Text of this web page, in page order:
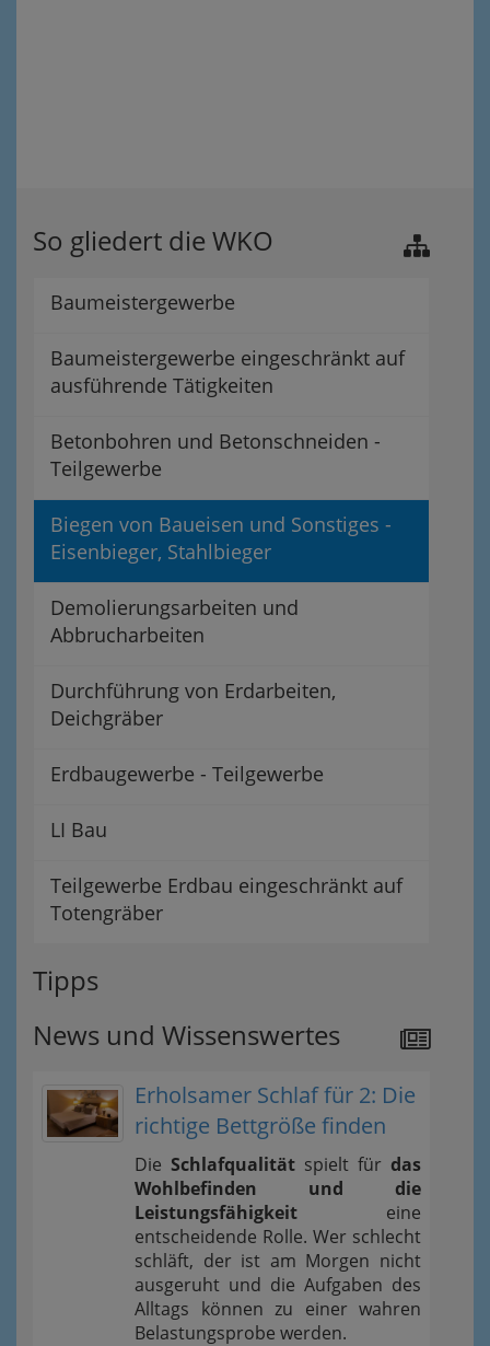
So gliedert die WKO
Baumeistergewerbe
Baumeistergewerbe eingeschränkt auf
ausführende Tätigkeiten
Betonbohren und Betonschneiden -
Teilgewerbe
Biegen von Baueisen und Sonstiges -
Eisenbieger, Stahlbieger
Demolierungsarbeiten und
Abbrucharbeiten
Durchführung von Erdarbeiten,
Deichgräber
Erdbaugewerbe - Teilgewerbe
LI Bau
Teilgewerbe Erdbau eingeschränkt auf
Totengräber
Tipps
News und Wissenswertes
Erholsamer Schlaf für 2: Die
richtige Bettgröße finden
Die Schlafqualität spielt für das
Wohlbefinden und die
Leistungsfähigkeit eine
entscheidende Rolle. Wer schlecht
schläft, der ist am Morgen nicht
ausgeruht und die Aufgaben des
Alltags können zu einer wahren
Belastungsprobe werden.